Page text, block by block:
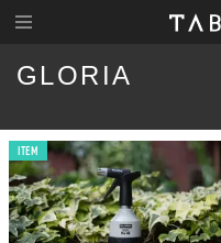
GLORIA
ITEM